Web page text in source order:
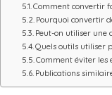
Comment convertir
Pourquoi convertir
Peut-on utiliser une
Quels outils utiliser
Comment éviter les
Publications